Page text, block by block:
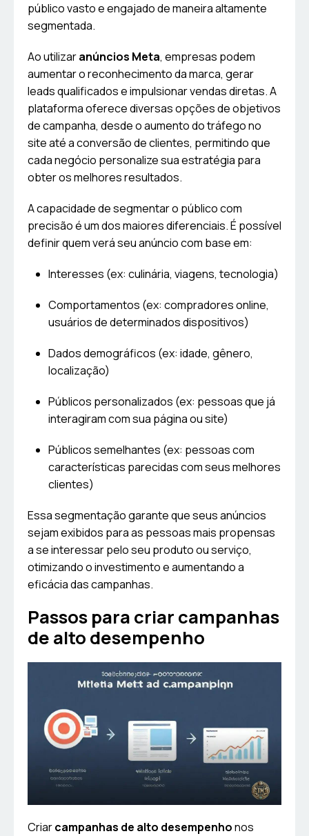
público vasto e engajado de maneira altamente
segmentada.
Ao utilizaranúncios Meta, empresas podem
aumentar o reconhecimento da marca, gerar
leads qualificados e impulsionar vendas diretas. A
plataforma oferece diversas opções de objetivos
de campanha, desde o aumento do tráfego no
site até a conversão de clientes, permitindo que
cada negócio personalize sua estratégia para
obter os melhores resultados.
A capacidade de segmentar o público com
precisão é um dos maiores diferenciais. É possível
definir quem verá seu anúncio com base em:
Interesses (ex: culinária, viagens, tecnologia)
Comportamentos (ex: compradores online,
usuários de determinados dispositivos)
Dados demográficos (ex: idade, gênero,
localização)
Públicos personalizados (ex: pessoas que já
interagiram com sua página ou site)
Públicos semelhantes (ex: pessoas com
características parecidas com seus melhores
clientes)
Essa segmentação garante que seus anúncios
sejam exibidos para as pessoas mais propensas
a se interessar pelo seu produto ou serviço,
otimizando o investimento e aumentando a
eficácia das campanhas.
Passos para criar campanhas
de alto desempenho
Criarcampanhas de alto desempenhonos